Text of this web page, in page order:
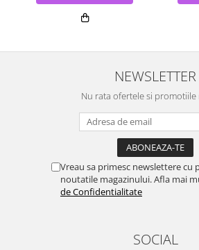
NEWSLETTER
Nu rata ofertele si
Vreau sa primesc newslettere cu
noutatile magazinului. Afla mai
de Confidentialitate
SOCIAL